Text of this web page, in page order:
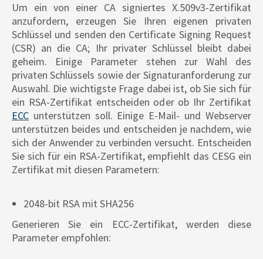
Um ein von einer CA signiertes X.509v3-Zertifikat
anzufordern, erzeugen Sie Ihren eigenen privaten
Schlüssel und senden den Certificate Signing Request
(CSR) an die CA; Ihr privater Schlüssel bleibt dabei
geheim. Einige Parameter stehen zur Wahl des
privaten Schlüssels sowie der Signaturanforderung zur
Auswahl. Die wichtigste Frage dabei ist, ob Sie sich für
ein RSA-Zertifikat entscheiden oder ob Ihr Zertifikat
ECC unterstützen soll. Einige E-Mail- und Webserver
unterstützen beides und entscheiden je nachdem, wie
sich der Anwender zu verbinden versucht. Entscheiden
Sie sich für ein RSA-Zertifikat, empfiehlt das CESG ein
Zertifikat mit diesen Parametern:
2048-bit RSA mit SHA256
Generieren Sie ein ECC-Zertifikat, werden diese
Parameter empfohlen: